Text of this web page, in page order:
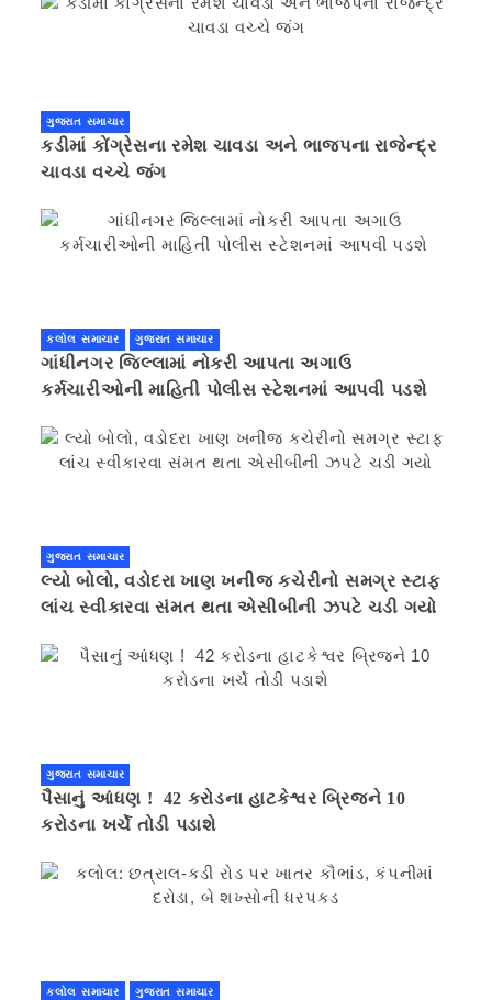
ગુજરાત સમાચાર
કડીમાં કોંગ્રેસના રમેશ ચાવડા અને ભાજપના રાજેન્દ્ર
ચાવડા વચ્ચે જંગ
કલોલ સમાચાર ગુજરાત સમાચાર
ગાંધીનગર જિલ્લામાં નોકરી આપતા અગાઉ
કર્મચારીઓની માહિતી પોલીસ સ્ટેશનમાં આપવી પડશે
ગુજરાત સમાચાર
લ્યો બોલો, વડોદરા ખાણ ખનીજ કચેરીનો સમગ્ર સ્ટાફ
લાંચ સ્વીકારવા સંમત થતા એસીબીની ઝપટે ચડી ગયો
ગુજરાત સમાચાર
પૈસાનું આંધણ ! 42 કરોડના હાટકેશ્વર બ્રિજને 10
કરોડના ખર્ચે તોડી પડાશે
કલોલ સમાચાર ગુજરાત સમાચાર